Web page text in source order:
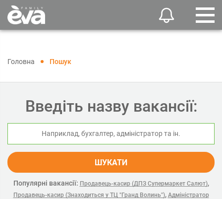
Головна Пошук
Введіть назву вакансії:
ШУКАТИ
Популярні вакансії: Продавець-касир (ДПЗ Супермаркет Салют),
Продавець-касир (Знаходиться у ТЦ "Гранд Волинь"), Адміністратор